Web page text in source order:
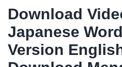
Download
Japanese
Version